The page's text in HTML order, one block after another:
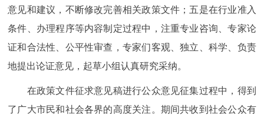
意见和建议，不断修改完善相关政策文件；五是在行业准入
条件、办理程序等内容制定过程中，注重专业咨询、专家论
证和合法性、公平性审查，专家们客观、独立、科学、负责
地提出论证意见，起草小组认真研究采纳。
在政策文件征求意见稿进行公众意见征集过程中，得到
了广大市民和社会各界的高度关注。期间共收到社会公众有